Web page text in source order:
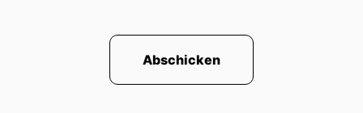
Abschicken